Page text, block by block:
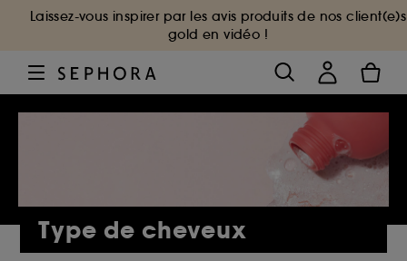
Laissez-vous inspirer par les avis produits de nos client(e)s
gold en vidéo !
Type de cheveux